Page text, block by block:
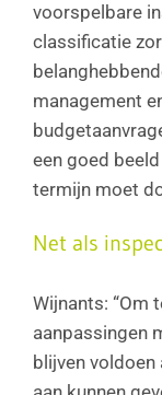
voorspelbare
classificatie
management
een goed
termijn moet
Net als
Wijnants: “Om
aanpassingen
blijven